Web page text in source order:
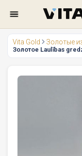
Vita Gold Золотые
Золотое Laulības